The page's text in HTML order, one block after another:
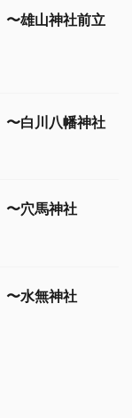
雄山神社前立
白川八幡神社
穴馬神社
水無神社